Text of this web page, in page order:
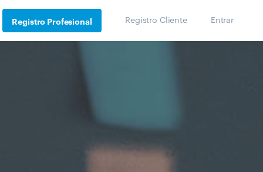
Registro Profesional Registro Cliente Entrar